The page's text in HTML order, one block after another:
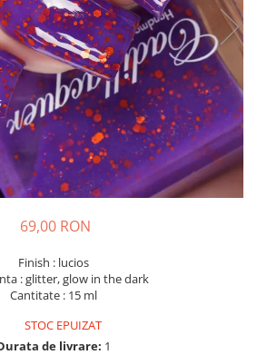
69,00 RON
Finish : lucios
: glitter, glow in the dark
Cantitate : 15 ml
STOC EPUIZAT
de livrare: 1